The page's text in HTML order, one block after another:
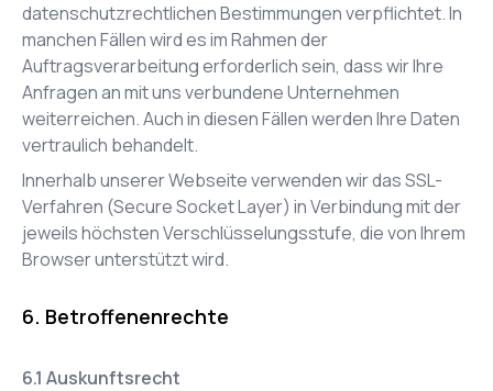
datenschutzrechtlichen Bestimmungen verpflichtet. In
manchen Fällen wird es im Rahmen der
Auftragsverarbeitung erforderlich sein, dass wir Ihre
Anfragen an mit uns verbundene Unternehmen
weiterreichen. Auch in diesen Fällen werden Ihre Daten
vertraulich behandelt.
Innerhalb unserer Webseite verwenden wir das SSL-
Verfahren (Secure Socket Layer) in Verbindung mit der
jeweils höchsten Verschlüsselungsstufe, die von Ihrem
Browser unterstützt wird.
Betroffenenrechte
Auskunftsrecht